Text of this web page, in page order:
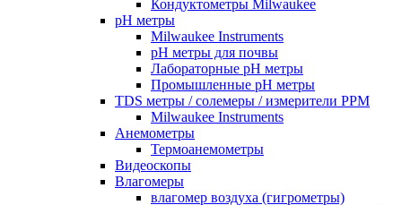
Кондуктометры Milwaukee
pH метры
Milwaukee Instruments
pH метры для почвы
Лабораторные pH метры
Промышленные pH метры
TDS метры / солемеры / измерители PPM
Milwaukee Instruments
Анемометры
Термоанемометры
Видеоскопы
Влагомеры
влагомер воздуха (гигрометры)